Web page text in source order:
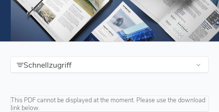
Schnellzugriff
This PDF cannot be displayed at the moment. Please use the download
link below.